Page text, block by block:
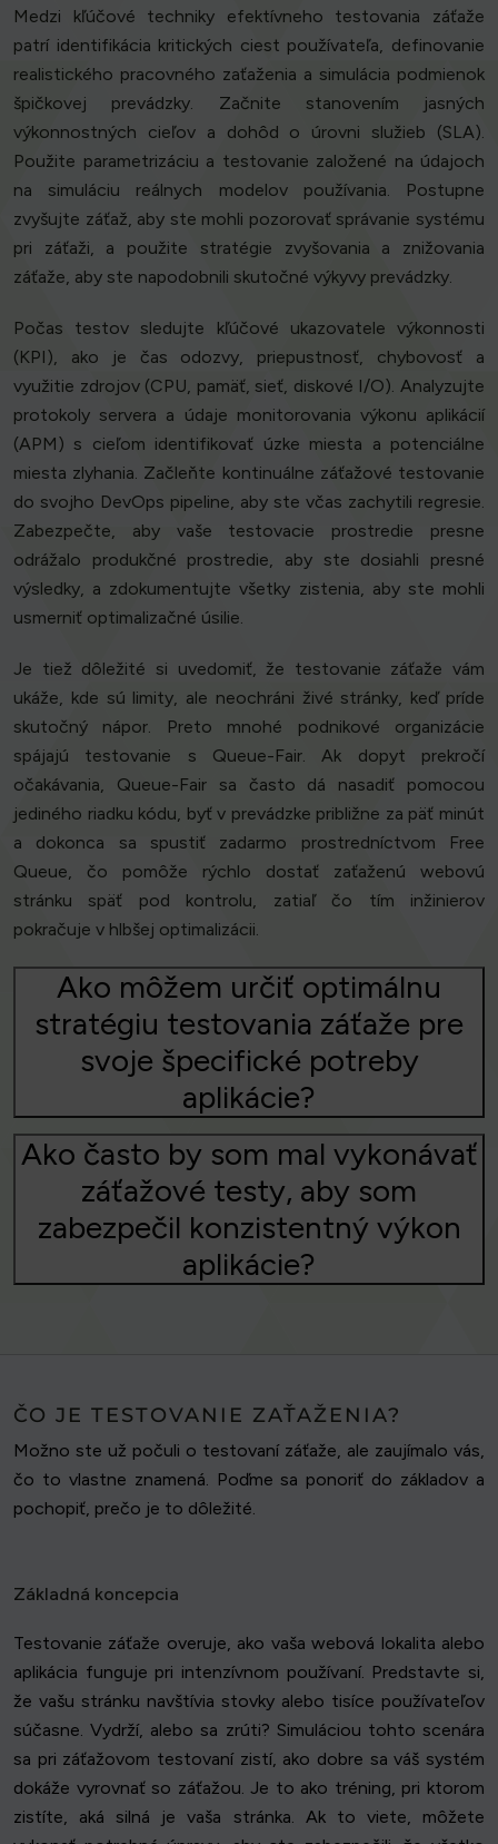
Medzi kľúčové techniky efektívneho testovania záťaže
patrí identifikácia kritických ciest používateľa, definovanie
realistického pracovného zaťaženia a simulácia podmienok
špičkovej prevádzky. Začnite stanovením jasných
výkonnostných cieľov a dohôd o úrovni služieb (SLA).
Použite parametrizáciu a testovanie založené na údajoch
na simuláciu reálnych modelov používania. Postupne
zvyšujte záťaž, aby ste mohli pozorovať správanie systému
pri záťaži, a použite stratégie zvyšovania a znižovania
záťaže, aby ste napodobnili skutočné výkyvy prevádzky.
Počas testov sledujte kľúčové ukazovatele výkonnosti
(KPI), ako je čas odozvy, priepustnosť, chybovosť a
využitie zdrojov (CPU, pamäť, sieť, diskové I/O). Analyzujte
protokoly servera a údaje monitorovania výkonu aplikácií
(APM) s cieľom identifikovať úzke miesta a potenciálne
miesta zlyhania. Začleňte kontinuálne záťažové testovanie
do svojho DevOps pipeline, aby ste včas zachytili regresie.
Zabezpečte, aby vaše testovacie prostredie presne
odrážalo produkčné prostredie, aby ste dosiahli presné
výsledky, a zdokumentujte všetky zistenia, aby ste mohli
usmerniť optimalizačné úsilie.
Je tiež dôležité si uvedomiť, že testovanie záťaže vám
ukáže, kde sú limity, ale neochráni živé stránky, keď príde
skutočný nápor. Preto mnohé podnikové organizácie
spájajú testovanie s Queue-Fair. Ak dopyt prekročí
očakávania, Queue-Fair sa často dá nasadiť pomocou
jediného riadku kódu, byť v prevádzke približne za päť minút
a dokonca sa spustiť zadarmo prostredníctvom Free
Queue, čo pomôže rýchlo dostať zaťaženú webovú
stránku späť pod kontrolu, zatiaľ čo tím inžinierov
pokračuje v hlbšej optimalizácii.
Ako môžem určiť optimálnu
stratégiu testovania záťaže pre
svoje špecifické potreby
aplikácie?
Ako často by som mal vykonávať
záťažové testy, aby som
zabezpečil konzistentný výkon
aplikácie?
ČO JE TESTOVANIE ZAŤAŽENIA?
Možno ste už počuli o testovaní záťaže, ale zaujímalo vás,
čo to vlastne znamená. Poďme sa ponoriť do základov a
pochopiť, prečo je to dôležité.
Základná koncepcia
Testovanie záťaže overuje, ako vaša webová lokalita alebo
aplikácia funguje pri intenzívnom používaní. Predstavte si,
že vašu stránku navštívia stovky alebo tisíce používateľov
súčasne. Vydrží, alebo sa zrúti? Simuláciou tohto scenára
sa pri záťažovom testovaní zistí, ako dobre sa váš systém
dokáže vyrovnať so záťažou. Je to ako tréning, pri ktorom
zistíte, aká silná je vaša stránka. Ak to viete, môžete